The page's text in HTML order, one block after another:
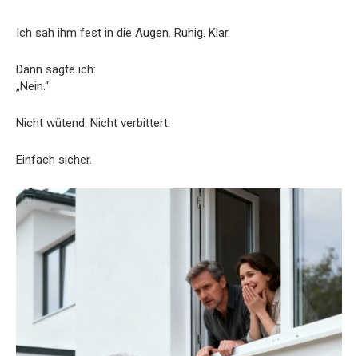
Ich sah ihm fest in die Augen. Ruhig. Klar.
Dann sagte ich:
„Nein.“
Nicht wütend. Nicht verbittert.
Einfach sicher.